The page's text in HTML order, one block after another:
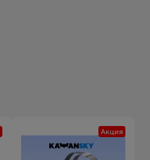
Акция